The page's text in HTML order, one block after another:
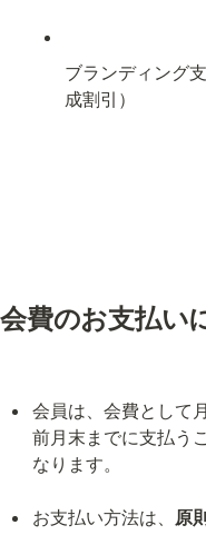
ブランディング
成割引）
会費のお支払い
会員は、会費として
前月末までに支払う
なります。
お支払い方法は、 原